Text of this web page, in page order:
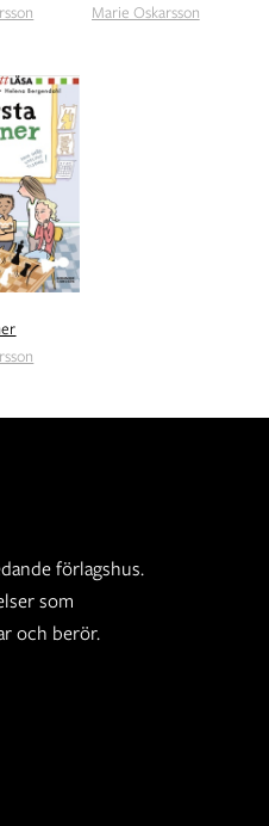
Marie Oskarsson
förlagshus.
som
och berör.